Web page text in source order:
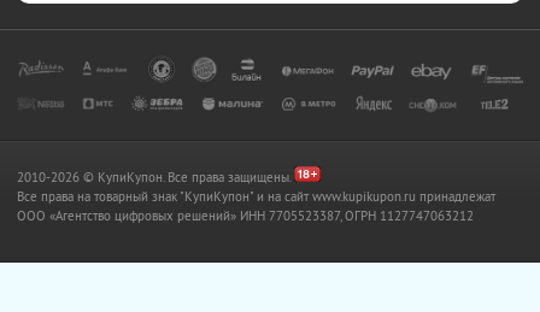
2010-2026 © КупиКупон. Все права защищены.
Все права на товарный знак "КупиКупон" и на сайт www.kupikupon.ru принадлежат
OOO «Агентство цифровых решений» ИНН 7705523387, ОГРН 1127747063212